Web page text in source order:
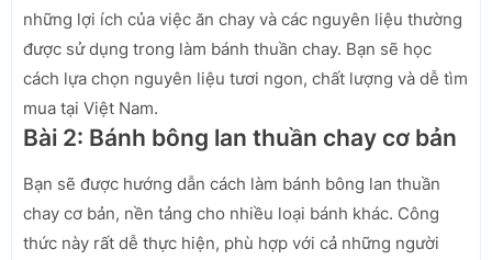
những lợi ích của việc ăn chay và các nguyên liệu thường
được sử dụng trong làm bánh thuần chay. Bạn sẽ học
cách lựa chọn nguyên liệu tươi ngon, chất lượng và dễ tìm
mua tại Việt Nam.
Bài 2: Bánh bông lan thuần chay cơ bản
Bạn sẽ được hướng dẫn cách làm bánh bông lan thuần
chay cơ bản, nền tảng cho nhiều loại bánh khác. Công
thức này rất dễ thực hiện, phù hợp với cả những người